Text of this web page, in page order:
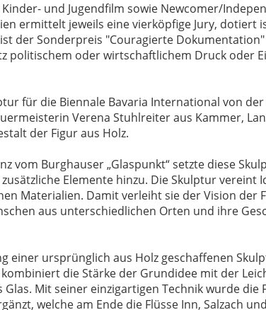
und Jugendfilm sowie Newcomer/
ermittelt jeweils eine vierköpfige Jury, dotiert
der Sonderpreis "Couragierte
politischem oder wirtschaftlichem Druck oder
für die Biennale Bavaria International von
Verena Stuhlreiter aus Kammer,
der Figur aus Holz.
vom Burghauser „Glaspunkt“ setzte diese
Elemente hinzu. Die Skulptur vereint
Materialien. Damit verleiht sie der Vision der
aus unterschiedlichen Orten und ihre
einer ursprünglich aus Holz geschaffenen
die Stärke der Grundidee mit der
Mit seiner einzigartigen Technik wurde die
welche am Ende die Flüsse Inn, Salzach